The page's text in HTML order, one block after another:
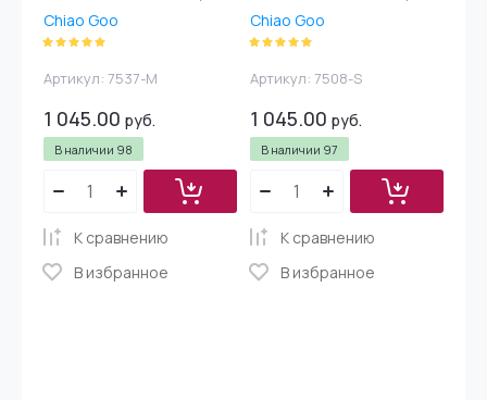
Chiao Goo
Артикул: 7537-M
В наличии 98
1 045.00 руб.
К сравнению
В избранное
Chiao Goo
Артикул: 7508-S
В наличии 97
1 045.00 руб.
К сравнению
В избранное